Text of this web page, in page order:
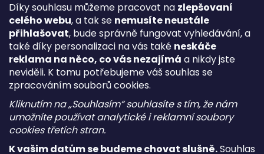
Díky souhlasu můžeme pracovat na zlepšovaní
celého webu, a tak se nemusíte neustále
přihlašovat, bude správně fungovat vyhledávání, a
také díky personalizaci na vás také neskáče
reklama na něco, co vás nezajímá a nikdy jste
neviděli. K tomu potřebujeme váš souhlas se
zpracováním souborů cookies.
Kliknutím na „Souhlasím“ souhlasíte s tím, že nám
umožníte používat analytické i reklamní soubory
cookies třetích stran.
K vašim datům se budeme chovat slušně.Souhlas